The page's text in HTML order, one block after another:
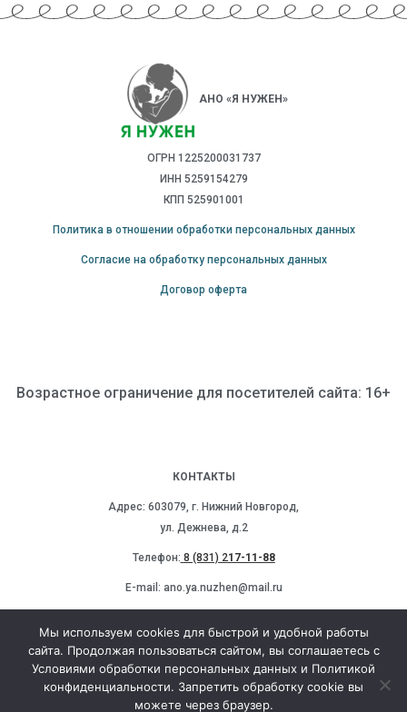
АНО «Я НУЖЕН»
ОГРН 1225200031737
ИНН 5259154279
КПП 525901001
Политика в отношении обработки персональных данных
Согласие на обработку персональных данных
Договор оферта
Возрастное ограничение для посетителей сайта: 16+
КОНТАКТЫ
Адрес: 603079, г. Нижний Новгород,
ул. Дежнева, д.2
Телефон: 8 (831) 217-11-88
E-mail: ano.ya.nuzhen@mail.ru
Мы используем cookies для быстрой и удобной работы
сайта. Продолжая пользоваться сайтом, вы соглашаетесь с
Условиями обработки персональных данных и Политикой
конфиденциальности. Запретить обработку cookie вы
можете через браузер.